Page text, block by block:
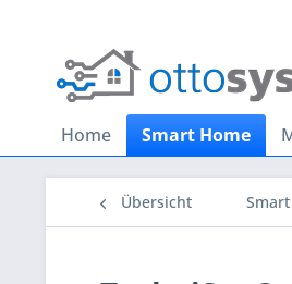
Home Smart Home
Übersicht